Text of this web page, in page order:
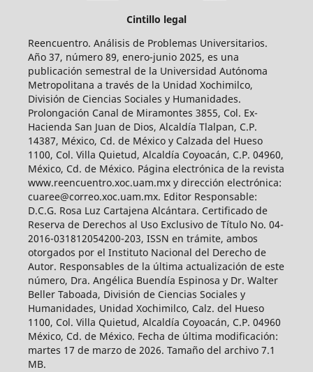
Cintillo legal
Reencuentro. Análisis de Problemas Universitarios.
Año 37, número 89, enero-junio 2025, es una
publicación semestral de la Universidad Autónoma
Metropolitana a través de la Unidad Xochimilco,
División de Ciencias Sociales y Humanidades.
Prolongación Canal de Miramontes 3855, Col. Ex-
Hacienda San Juan de Dios, Alcaldía Tlalpan, C.P.
14387, México, Cd. de México y Calzada del Hueso
1100, Col. Villa Quietud, Alcaldía Coyoacán, C.P. 04960,
México, Cd. de México. Página electrónica de la revista
www.reencuentro.xoc.uam.mx y dirección electrónica:
cuaree@correo.xoc.uam.mx. Editor Responsable:
D.C.G. Rosa Luz Cartajena Alcántara. Certificado de
Reserva de Derechos al Uso Exclusivo de Título No. 04-
2016-031812054200-203, ISSN en trámite, ambos
otorgados por el Instituto Nacional del Derecho de
Autor. Responsables de la última actualización de este
número, Dra. Angélica Buendía Espinosa y Dr. Walter
Beller Taboada, División de Ciencias Sociales y
Humanidades, Unidad Xochimilco, Calz. del Hueso
1100, Col. Villa Quietud, Alcaldía Coyoacán, C.P. 04960
México, Cd. de México. Fecha de última modificación:
martes 17 de marzo de 2026. Tamaño del archivo 7.1
MB.